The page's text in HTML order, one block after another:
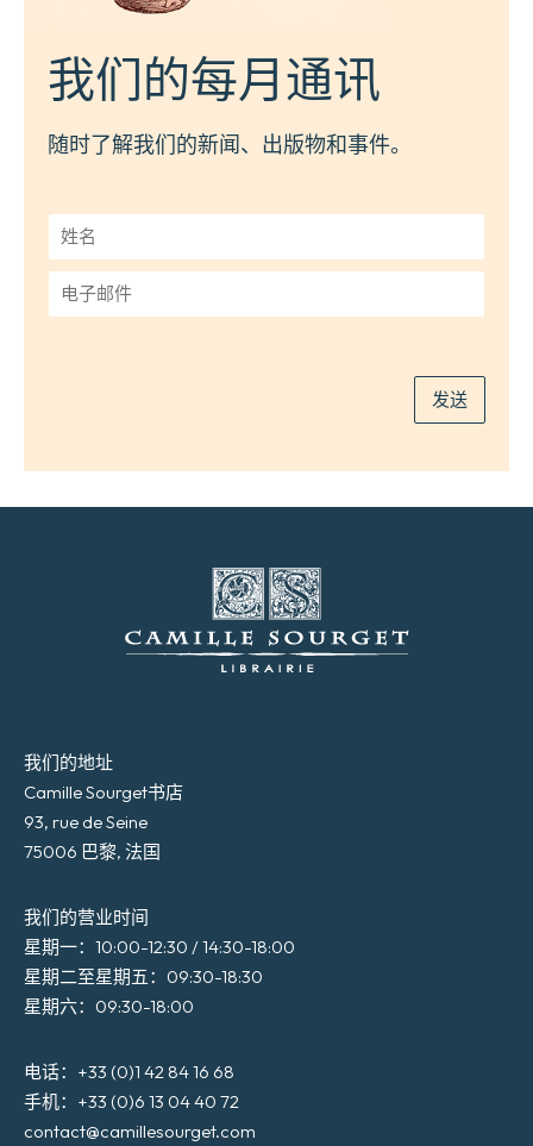
我们的每月通讯
随时了解我们的新闻、出版物和事件。
姓
名
*
子
发送
我们的地址
Camille Sourget书店
93, rue de Seine
75006 巴黎, 法国
我们的营业时间
星期一：10:00-12:30 / 14:30-18:00
星期二至星期五：09:30-18:30
星期六：09:30-18:00
电话：+33 (0)1 42 84 16 68
手机：+33 (0)6 13 04 40 72
contact@camillesourget.com